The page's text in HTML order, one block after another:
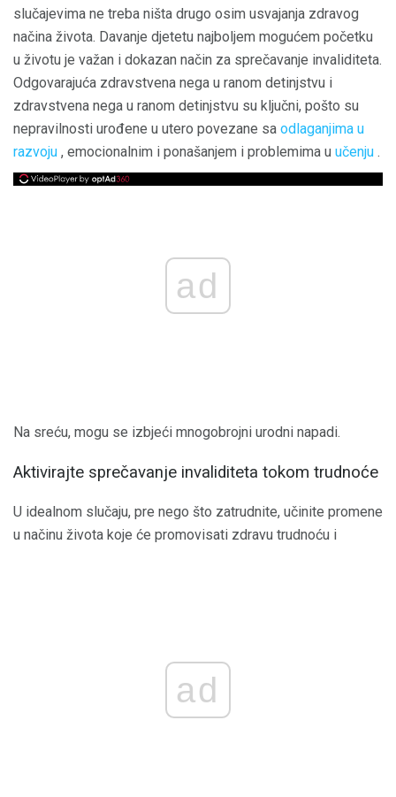
slučajevima ne treba ništa drugo osim usvajanja zdravog
načina života. Davanje djetetu najboljem mogućem početku
u životu je važan i dokazan način za sprečavanje invaliditeta.
Odgovarajuća zdravstvena nega u ranom detinjstvu i
zdravstvena nega u ranom detinjstvu su ključni, pošto su
nepravilnosti urođene u utero povezane sa odlaganjima u
razvoju , emocionalnim i ponašanjem i problemima u učenju .
ad
Na sreću, mogu se izbjeći mnogobrojni urodni napadi.
Aktivirajte sprečavanje invaliditeta tokom trudnoće
U idealnom slučaju, pre nego što zatrudnite, učinite promene
u načinu života koje će promovisati zdravu trudnoću i
ad